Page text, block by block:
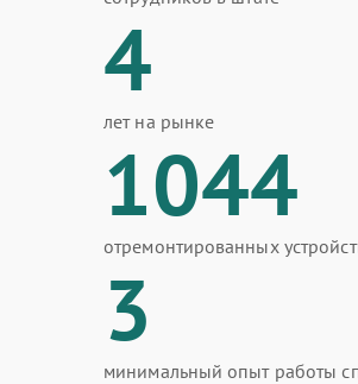
4
лет на рынке
1044
отремонтированных
3
минимальный опыт работы